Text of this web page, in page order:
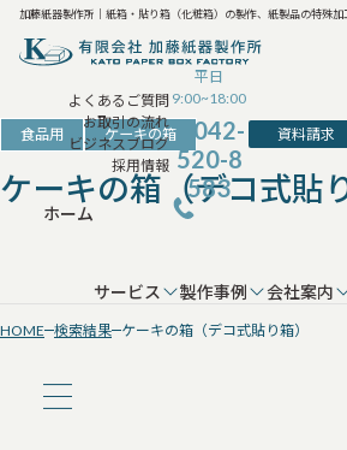
加藤紙器製作所｜紙箱・貼り箱（化粧箱）の製作、紙製品の特殊加
よくあるご質問
お取引の流れ
ビジネスブログ
採用情報
平日
9:00~18:00
042-
520-8
583
資料請求
ホーム
サービス 製作事例 会社案内
食品用 ケーキの箱
ケーキの箱（デコ式貼
HOME 検索結果 ケーキの箱（デコ式貼り箱）